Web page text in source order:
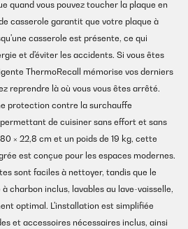
quand vous pouvez toucher la plaque en
casserole garantit que votre plaque à
casserole est présente, ce qui
et d'éviter les accidents. Si vous êtes
ThermoRecall mémorise vos derniers
reprendre là où vous vous êtes arrêté.
protection contre la surchauffe
de cuisiner sans effort et sans
× 22,8 cm et un poids de 19 kg, cette
est conçue pour les espaces modernes.
sont faciles à nettoyer, tandis que le
charbon inclus, lavables au lave-vaisselle,
optimal. L'installation est simplifiée
et accessoires nécessaires inclus, ainsi